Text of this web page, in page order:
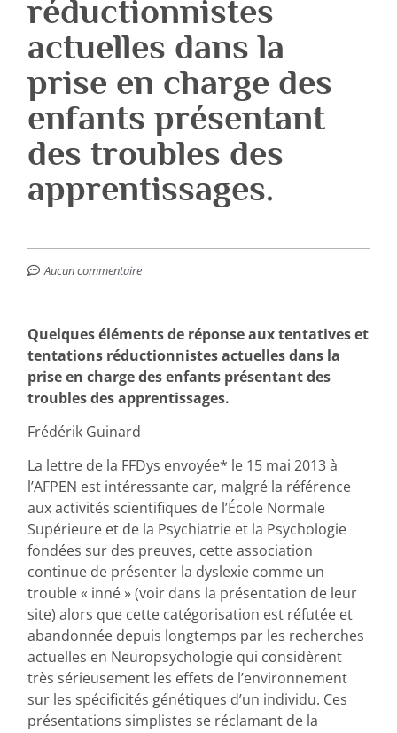
réductionnistes
actuelles dans la
prise en charge des
enfants présentant
des troubles des
apprentissages.
Aucun commentaire
Quelques éléments de réponse aux tentatives et
tentations réductionnistes actuelles dans la
prise en charge des enfants présentant des
troubles des apprentissages.
Frédérik Guinard
La lettre de la FFDys envoyée* le 15 mai 2013 à
l’AFPEN est intéressante car, malgré la référence
aux activités scientifiques de l’École Normale
Supérieure et de la Psychiatrie et la Psychologie
fondées sur des preuves, cette association
continue de présenter la dyslexie comme un
trouble « inné » (voir dans la présentation de leur
site) alors que cette catégorisation est réfutée et
abandonnée depuis longtemps par les recherches
actuelles en Neuropsychologie qui considèrent
très sérieusement les effets de l’environnement
sur les spécificités génétiques d’un individu. Ces
présentations simplistes se réclamant de la